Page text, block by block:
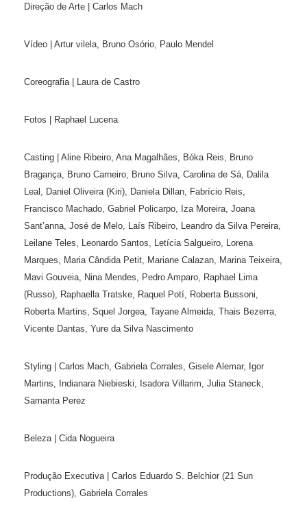
Direção de Arte | Carlos Mach
Vídeo | Artur vilela, Bruno Osório, Paulo Mendel
Coreografia | Laura de Castro
Fotos | Raphael Lucena
Casting | Aline Ribeiro, Ana Magalhães, Bóka Reis, Bruno
Bragança, Bruno Carneiro, Bruno Silva, Carolina de Sá, Dalila
Leal, Daniel Oliveira (Kiri), Daniela Dillan, Fabrício Reis,
Francisco Machado, Gabriel Policarpo, Iza Moreira, Joana
Sant’anna, José de Melo, Laís Ribeiro, Leandro da Silva Pereira,
Leilane Teles, Leonardo Santos, Letícia Salgueiro, Lorena
Marques, Maria Cândida Petit, Mariane Calazan, Marina Teixeira,
Mavi Gouveia, Nina Mendes, Pedro Amparo, Raphael Lima
(Russo), Raphaella Tratske, Raquel Potí, Roberta Bussoni,
Roberta Martins, Squel Jorgea, Tayane Almeida, Thais Bezerra,
Vicente Dantas, Yure da Silva Nascimento
Styling | Carlos Mach, Gabriela Corrales, Gisele Alemar, Igor
Martins, Indianara Niebieski, Isadora Villarim, Julia Staneck,
Samanta Perez
Beleza | Cida Nogueira
Produção Executiva | Carlos Eduardo S. Belchior (21 Sun
Productions), Gabriela Corrales